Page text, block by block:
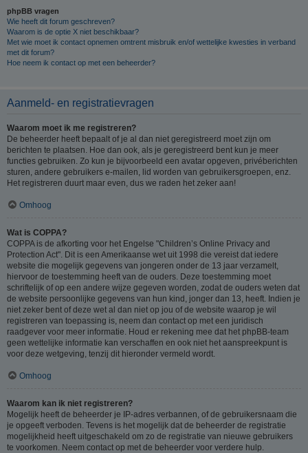
phpBB vragen
Wie heeft dit forum geschreven?
Waarom is de optie X niet beschikbaar?
Met wie moet ik contact opnemen omtrent misbruik en/of wettelijke kwesties in verband
met dit forum?
Hoe neem ik contact op met een beheerder?
Aanmeld- en registratievragen
Waarom moet ik me registreren?
De beheerder heeft bepaalt of je al dan niet geregistreerd moet zijn om
berichten te plaatsen. Hoe dan ook, als je geregistreerd bent kun je meer
functies gebruiken. Zo kun je bijvoorbeeld een avatar opgeven, privéberichten
sturen, andere gebruikers e-mailen, lid worden van gebruikersgroepen, enz.
Het registreren duurt maar even, dus we raden het zeker aan!
Omhoog
Wat is COPPA?
COPPA is de afkorting voor het Engelse "Children’s Online Privacy and
Protection Act". Dit is een Amerikaanse wet uit 1998 die vereist dat iedere
website die mogelijk gegevens van jongeren onder de 13 jaar verzamelt,
hiervoor de toestemming heeft van de ouders. Deze toestemming moet
schriftelijk of op een andere wijze gegeven worden, zodat de ouders weten dat
de website persoonlijke gegevens van hun kind, jonger dan 13, heeft. Indien je
niet zeker bent of deze wet al dan niet op jou of de website waarop je wil
registreren van toepassing is, neem dan contact op met een juridisch
raadgever voor meer informatie. Houd er rekening mee dat het phpBB-team
geen wettelijke informatie kan verschaffen en ook niet het aanspreekpunt is
voor deze wetgeving, tenzij dit hieronder vermeld wordt.
Omhoog
Waarom kan ik niet registreren?
Mogelijk heeft de beheerder je IP-adres verbannen, of de gebruikersnaam die
je opgeeft verboden. Tevens is het mogelijk dat de beheerder de registratie
mogelijkheid heeft uitgeschakeld om zo de registratie van nieuwe gebruikers
te voorkomen. Neem contact op met de beheerder voor verdere hulp.